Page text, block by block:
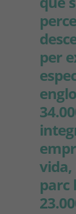
per
vida,
parc